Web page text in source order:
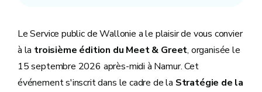
Le Service public de Wallonie a le plaisir de vous convier
à la troisième édition du Meet & Greet, organisée le
15 septembre 2026 après-midi à Namur. Cet
événement s'inscrit dans le cadre de la Stratégie de la